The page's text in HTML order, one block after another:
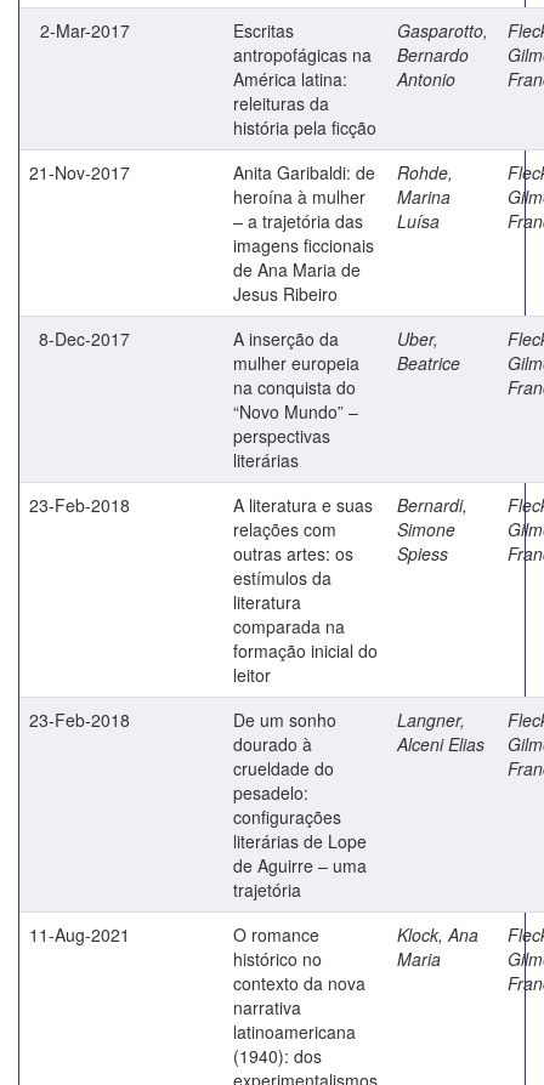
2-Mar-2017
Escritas
antropofágicas na
América latina:
releituras da
história pela ficção
Gasparotto,
Bernardo
Antonio
21-Nov-2017
Anita Garibaldi: de
heroína à mulher
– a trajetória das
imagens ficcionais
de Ana Maria de
Jesus Ribeiro
Rohde,
Marina
Luísa
8-Dec-2017
A inserção da
mulher europeia
na conquista do
“Novo Mundo” –
perspectivas
literárias
Uber,
Beatrice
23-Feb-2018
A literatura e suas
relações com
outras artes: os
estímulos da
literatura
comparada na
formação inicial do
leitor
Bernardi,
Simone
Spiess
23-Feb-2018
De um sonho
dourado à
crueldade do
pesadelo:
configurações
literárias de Lope
de Aguirre – uma
trajetória
Langner,
Alceni Elias
11-Aug-2021
O romance
histórico no
contexto da nova
narrativa
latinoamericana
(1940): dos
experimentalismos
Klock, Ana
Maria